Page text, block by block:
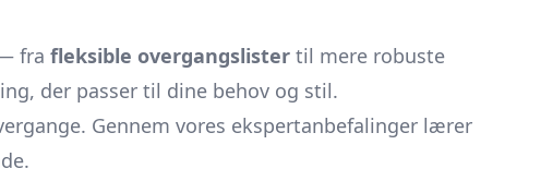
fra fleksible overgangslister til mere robuste
der passer til dine behov og stil.
Gennem vores ekspertanbefalinger lærer